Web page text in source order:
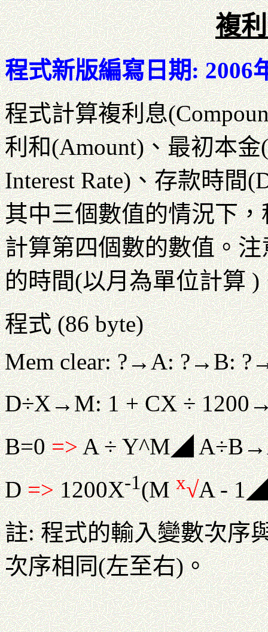
複
程式新版編寫日期: 2006
程式計算複利息
利和(Amount)、最初本
Interest Rate)、存款時間
其中三個數值的情況下
計算第四個數的數值。
的時間(以月為單位計算 )
程式 (86 byte)
Mem clear: ?→A: ?→B:
D÷X→M: 1 + CX ÷
B=0=>A ÷ Y^M◢
D=>1200X-1(Mx√A -
註: 程式的輸入變數次序
次序相同(左至右)。